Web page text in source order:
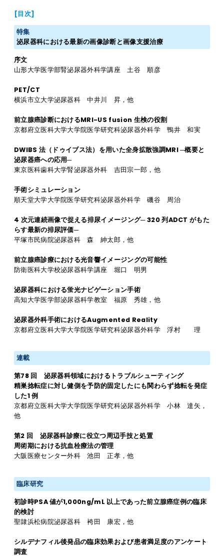
[目次]
特集
泌尿器科における最新の画像診断と画像支援治療
序文
山形大学医学部腎泌尿器外科学講座 土谷 順彦
PET/CT
横浜市立大学泌尿器科 中井川 昇，他
前立腺癌診断におけるMRI-US fusion 生検の役割
京都府立医科大学大学院医学研究科泌尿器外科学 鴨井 和実
DWIBS 法（ドゥイブス法）を用いた全身拡散強調MRI ─概要と
泌尿器癌への応用─
東京医科歯科大学腎泌尿器外科 吉田宗一郎，他
手術シミュレーション
順天堂大学大学院医学研究科泌尿器外科学 磯谷 周治
4 次元連続画像で捉える排尿イメージング─ 320 列ADCT がもた
らす最新の排尿評価─
平塚市民病院泌尿器科 森 紳太郎，他
前立腺癌診療における光音響イメージングの可能性
防衛医科大学校泌尿器科学講座 堀口 明男
泌尿器科における蛍光ナビゲーション手術
高知大学医学部泌尿器科学教室 福原 秀雄，他
泌尿器外科手術におけるAugmented Reality
京都府立医科大学大学院医学研究科泌尿器外科学 浮村 理
連載
第78 回 泌尿器科領域におけるトラブルシューティング
精巣捻転症に対し健側を予防的固定したにも関わらず捻転を発症
した1 例
京都府立医科大学大学院医学研究科泌尿器外科学 小林 達矢，
他
第2 回 泌尿器科診療に役立つ周辺手技と処置
周術期における抗血栓療法の管理
大阪医療センター外科 池田 正孝，他
臨床研究
初診時PSA 値が1,000ng/mL 以上であった前立腺癌症例の臨床
的検討
聖隷浜松病院泌尿器科 袴田 康宏，他
シルデナフィル後発品の臨床効果および患者満足度のアンケート
調査